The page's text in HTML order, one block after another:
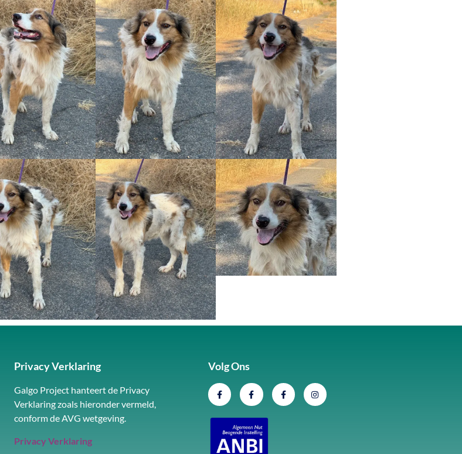
Privacy Verklaring
Galgo Project hanteert de Privacy
Verklaring zoals hieronder vermeld,
conform de AVG wetgeving.
Privacy Verklaring
Volg Ons